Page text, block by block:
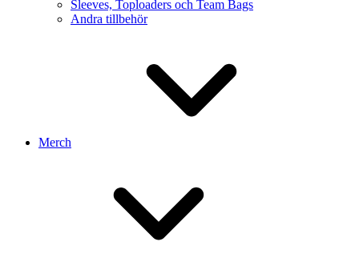
Sleeves, Toploaders och Team Bags
Andra tillbehör
Merch